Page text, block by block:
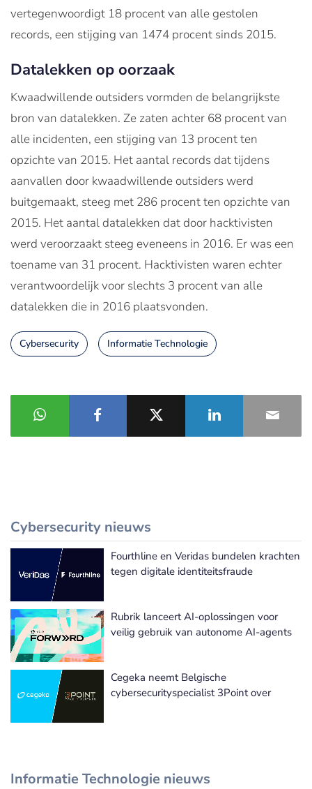
vertegenwoordigt 18 procent van alle gestolen
records, een stijging van 1474 procent sinds 2015.
Datalekken op oorzaak
Kwaadwillende outsiders vormden de belangrijkste
bron van datalekken. Ze zaten achter 68 procent van
alle incidenten, een stijging van 13 procent ten
opzichte van 2015. Het aantal records dat tijdens
aanvallen door kwaadwillende outsiders werd
buitgemaakt, steeg met 286 procent ten opzichte van
2015. Het aantal datalekken dat door hacktivisten
werd veroorzaakt steeg eveneens in 2016. Er was een
toename van 31 procent. Hacktivisten waren echter
verantwoordelijk voor slechts 3 procent van alle
datalekken die in 2016 plaatsvonden.
Cybersecurity Informatie Technologie
Cybersecurity nieuws
Meer Cybersecurity nieuws
Fourthline en Veridas bundelen krachten
tegen digitale identiteitsfraude
Rubrik lanceert AI-oplossingen voor
veilig gebruik van autonome AI-agents
Cegeka neemt Belgische
cybersecurityspecialist 3Point over
Informatie Technologie nieuws